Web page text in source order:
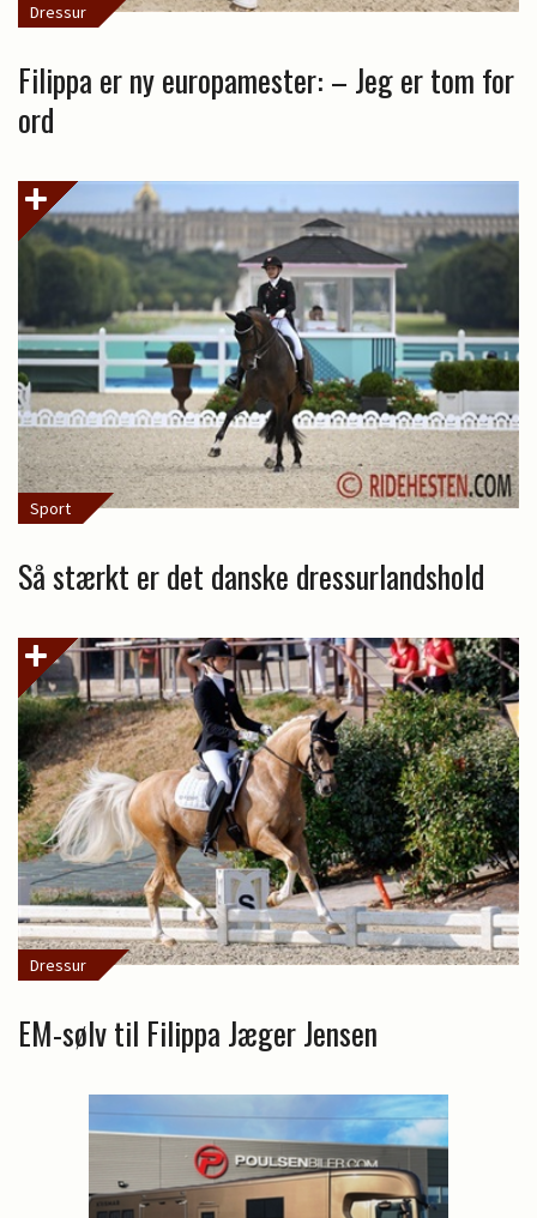
Dressur
Filippa er ny europamester: – Jeg er tom for
ord
Sport
Så stærkt er det danske dressurlandshold
Dressur
EM-sølv til Filippa Jæger Jensen